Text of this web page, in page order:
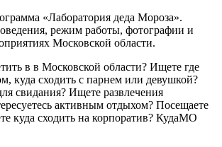
«Лаборатория деда Мороза».
режим работы, фотографии и
Московской области.
в в Московской области? Ищете где
куда сходить с парнем или девушкой?
свидания? Ищете развлечения
активным отдыхом? Посещаете
куда сходить на корпоратив? КудаМО